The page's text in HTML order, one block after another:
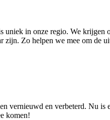
in onze regio. We krijgen
Zo helpen we mee om de
vernieuwd en verbeterd. Nu is
komen!